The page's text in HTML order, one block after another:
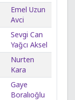
Emel Uzun
Avci
Sevgi Can
Yağcı Aksel
Nurten
Kara
Gaye
Boralıoğlu